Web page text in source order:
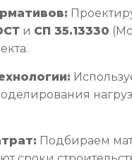
и СП 35.13330
Подбираем